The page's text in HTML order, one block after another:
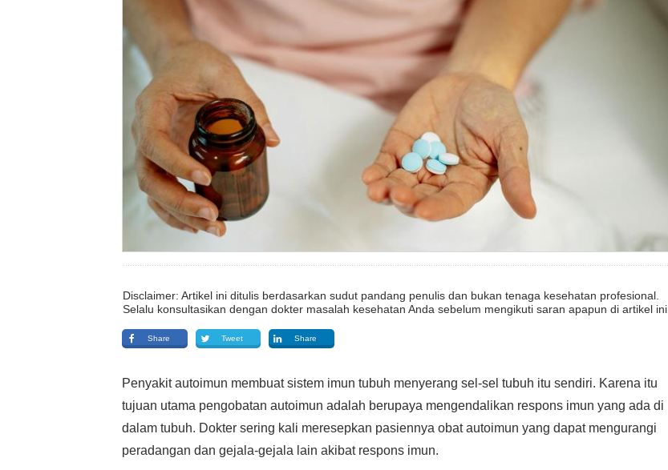
Disclaimer: Artikel ini ditulis berdasarkan sudut pandang penulis dan bukan tenaga kesehatan profesional.
Selalu konsultasikan dengan dokter masalah kesehatan Anda sebelum mengikuti saran apapun di artikel ini.
Share Tweet Share
Penyakit autoimun membuat sistem imun tubuh menyerang sel-sel tubuh itu sendiri. Karena itu
tujuan utama pengobatan autoimun adalah berupaya mengendalikan respons imun yang ada di
dalam tubuh. Dokter sering kali meresepkan pasiennya obat autoimun yang dapat mengurangi
peradangan dan gejala-gejala lain akibat respons imun.